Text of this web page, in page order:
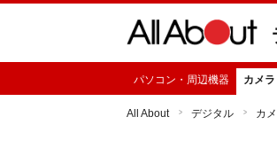
パソコン・周辺機器 カメ
All About デジタル カ